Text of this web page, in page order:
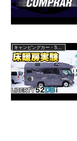
キャンピングカー・SUV人気車種